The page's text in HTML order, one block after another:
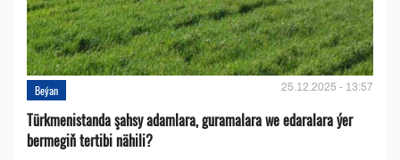
Beýan 25.12.2025 - 13:57
Türkmenistanda şahsy adamlara, guramalara we edaralara ýer
bermegiň tertibi nähili?